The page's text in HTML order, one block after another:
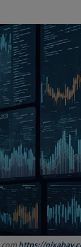
https://